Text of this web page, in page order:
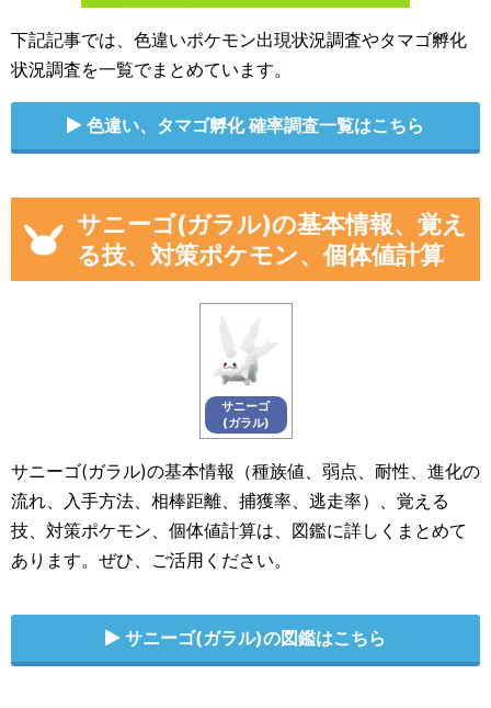
下記記事では、色違いポケモン出現状況調査やタマゴ孵化
状況調査を一覧でまとめています。
色違い、タマゴ孵化 確率調査一覧はこちら
サニーゴ(ガラル)の基本情報、覚え
る技、対策ポケモン、個体値計算
サニーゴ
(ガラル)
サニーゴ(ガラル)の基本情報（種族値、弱点、耐性、進化の
流れ、入手方法、相棒距離、捕獲率、逃走率）、覚える
技、対策ポケモン、個体値計算は、図鑑に詳しくまとめて
あります。ぜひ、ご活用ください。
サニーゴ(ガラル)の図鑑はこちら